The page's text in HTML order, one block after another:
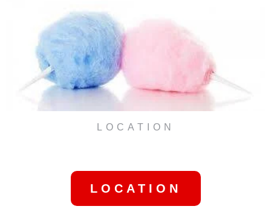
LOCATION
LOCATION